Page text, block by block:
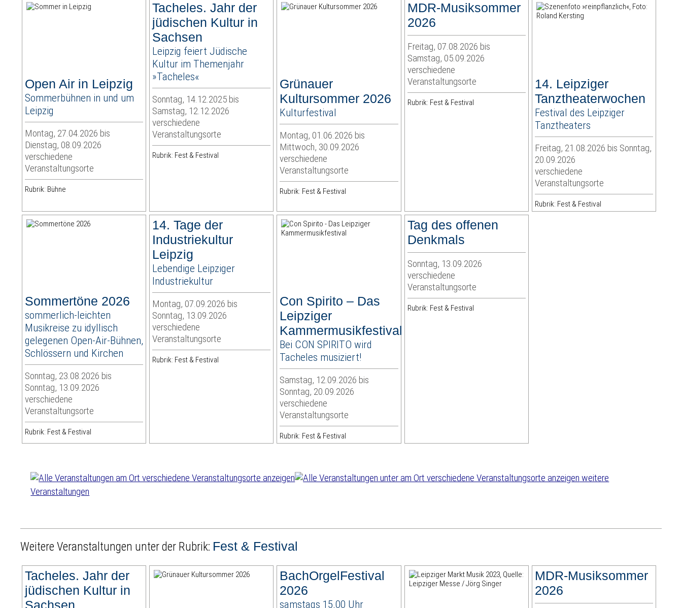
Open Air in Leipzig
Sommerbühnen in und um
Leipzig
Montag, 27.04.2026 bis
Dienstag, 08.09.2026
verschiedene
Veranstaltungsorte
Rubrik: Bühne
Tacheles. Jahr der
jüdischen Kultur in
Sachsen
Leipzig feiert Jüdische
Kultur im Themenjahr
»Tacheles«
Sonntag, 14.12.2025 bis
Samstag, 12.12.2026
verschiedene
Veranstaltungsorte
Rubrik: Fest & Festival
Grünauer
Kultursommer 2026
Kulturfestival
Montag, 01.06.2026 bis
Mittwoch, 30.09.2026
verschiedene
Veranstaltungsorte
Rubrik: Fest & Festival
MDR-Musiksommer
2026
Freitag, 07.08.2026 bis
Samstag, 05.09.2026
verschiedene
Veranstaltungsorte
Rubrik: Fest & Festival
14. Leipziger
Tanztheaterwochen
Festival des Leipziger
Tanztheaters
Freitag, 21.08.2026 bis Sonntag,
20.09.2026
verschiedene
Veranstaltungsorte
Rubrik: Fest & Festival
Sommertöne 2026
sommerlich-leichten
Musikreise zu idyllisch
gelegenen Open-Air-Bühnen,
Schlössern und Kirchen
Sonntag, 23.08.2026 bis
Sonntag, 13.09.2026
verschiedene
Veranstaltungsorte
Rubrik: Fest & Festival
14. Tage der
Industriekultur
Leipzig
Lebendige Leipziger
Industriekultur
Montag, 07.09.2026 bis
Sonntag, 13.09.2026
verschiedene
Veranstaltungsorte
Rubrik: Fest & Festival
Con Spirito – Das
Leipziger
Kammermusikfestival
Bei CON SPIRITO wird
Tacheles musiziert!
Samstag, 12.09.2026 bis
Sonntag, 20.09.2026
verschiedene
Veranstaltungsorte
Rubrik: Fest & Festival
Tag des offenen
Denkmals
Sonntag, 13.09.2026
verschiedene
Veranstaltungsorte
Rubrik: Fest & Festival
weitere
Veranstaltungen
Weitere Veranstaltungen unter der Rubrik: Fest & Festival
Tacheles. Jahr der
jüdischen Kultur in
Sachsen
BachOrgelFestival
2026
samstags 15.00 Uhr
MDR-Musiksommer
2026